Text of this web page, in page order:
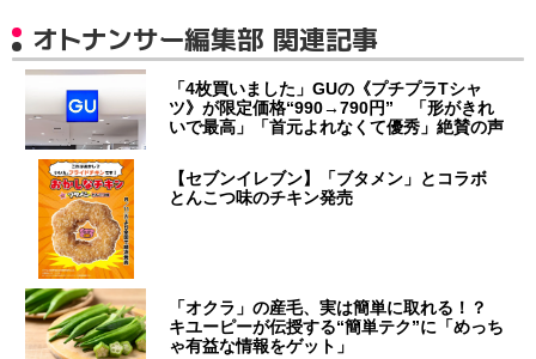
オトナンサー編集部 関連記事
「4枚買いました」GUの《プチプラTシャ
ツ》が限定価格“990→790円” 「形がきれ
いで最高」「首元よれなくて優秀」絶賛の声
【セブンイレブン】「ブタメン」とコラボ
とんこつ味のチキン発売
「オクラ」の産毛、実は簡単に取れる！？
キユーピーが伝授する“簡単テク”に「めっち
ゃ有益な情報をゲット」